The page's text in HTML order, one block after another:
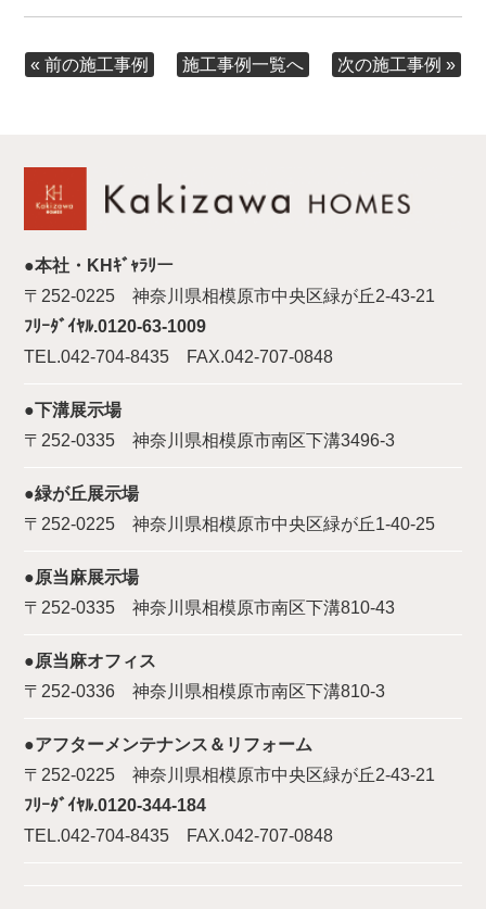
施工事例一覧へ
« 前の施工事例 次の施工事例 »
●本社・KHｷﾞｬﾗﾘー
〒252-0225 神奈川県相模原市中央区緑が丘2-43-21
ﾌﾘｰﾀﾞｲﾔﾙ.0120-63-1009
TEL.042-704-8435 FAX.042-707-0848
●下溝展示場
〒252-0335 神奈川県相模原市南区下溝3496-3
●緑が丘展示場
〒252-0225 神奈川県相模原市中央区緑が丘1-40-25
●原当麻展示場
〒252-0335 神奈川県相模原市南区下溝810-43
●原当麻オフィス
〒252-0336 神奈川県相模原市南区下溝810-3
●アフターメンテナンス＆リフォーム
〒252-0225 神奈川県相模原市中央区緑が丘2-43-21
ﾌﾘｰﾀﾞｲﾔﾙ.0120-344-184
TEL.042-704-8435 FAX.042-707-0848